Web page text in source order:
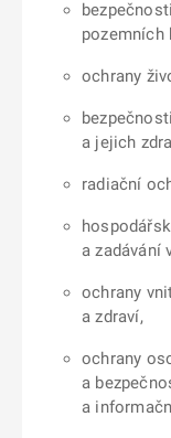
pozemních
ochrany
a jejich
radiační
a zadávání
ochrany
a zdraví,
ochrany
a
a